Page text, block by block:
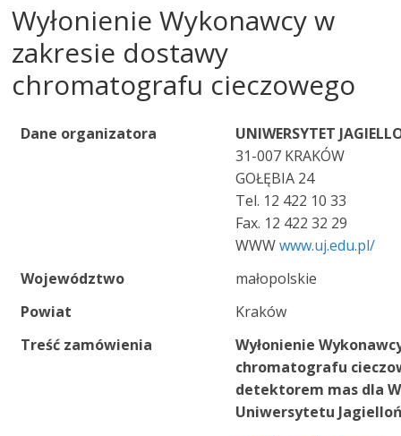
Wyłonienie Wykonawcy w
zakresie dostawy
chromatografu cieczowego
Dane organizatora
UNIWERSYTET
31-007 KRAKÓW
GOŁĘBIA 24
Tel. 12 422 10 33
Fax. 12 422 32 29
WWWwww.uj.edu.pl/
Województwo
małopolskie
Powiat
Kraków
Treść zamówienia
Wyłonienie
chromatografu
detektorem mas dla
Uniwersytetu